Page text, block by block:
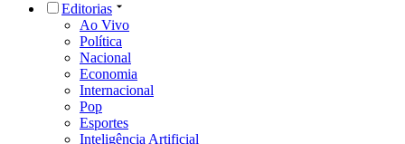
Editorias
Ao Vivo
Política
Nacional
Economia
Internacional
Pop
Esportes
Inteligência Artificial